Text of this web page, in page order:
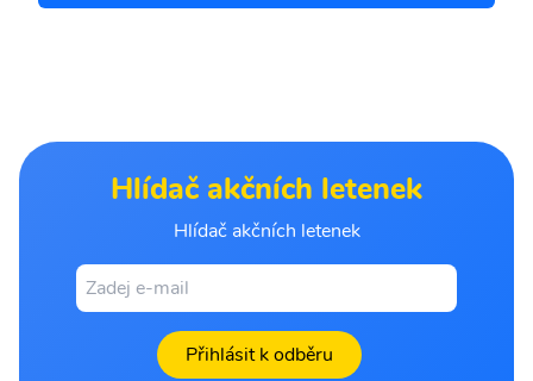
Hlídač akčních letenek
Hlídač akčních letenek
Přihlásit k odběru